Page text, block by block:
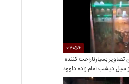
04:56
تصاویر‌ بسیار‌ناراحت کننده
سیل دیشب امام زاده داوود
تهران